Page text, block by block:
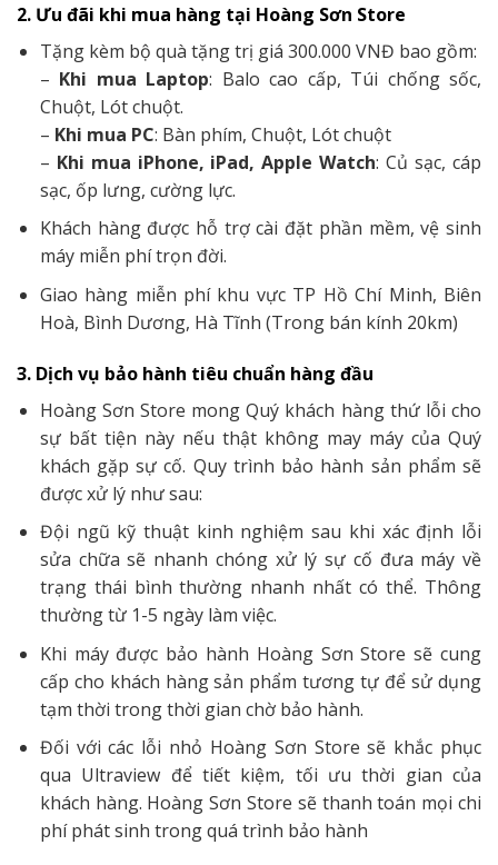
2. Ưu đãi khi mua hàng tại Hoàng Sơn Store
Tặng kèm bộ quà tặng trị giá 300.000 VNĐ bao gồm:
– Khi mua Laptop: Balo cao cấp, Túi chống sốc,
Chuột, Lót chuột.
– Khi mua PC: Bàn phím, Chuột, Lót chuột
– Khi mua iPhone, iPad, Apple Watch: Củ sạc, cáp
sạc, ốp lưng, cường lực.
Khách hàng được hỗ trợ cài đặt phần mềm, vệ sinh
máy miễn phí trọn đời.
Giao hàng miễn phí khu vực TP Hồ Chí Minh, Biên
Hoà, Bình Dương, Hà Tĩnh (Trong bán kính 20km)
3. Dịch vụ bảo hành tiêu chuẩn hàng đầu
Hoàng Sơn Store mong Quý khách hàng thứ lỗi cho
sự bất tiện này nếu thật không may máy của Quý
khách gặp sự cố. Quy trình bảo hành sản phẩm sẽ
được xử lý như sau:
Đội ngũ kỹ thuật kinh nghiệm sau khi xác định lỗi
sửa chữa sẽ nhanh chóng xử lý sự cố đưa máy về
trạng thái bình thường nhanh nhất có thể. Thông
thường từ 1-5 ngày làm việc.
Khi máy được bảo hành Hoàng Sơn Store sẽ cung
cấp cho khách hàng sản phẩm tương tự để sử dụng
tạm thời trong thời gian chờ bảo hành.
Đối với các lỗi nhỏ Hoàng Sơn Store sẽ khắc phục
qua Ultraview để tiết kiệm, tối ưu thời gian của
khách hàng. Hoàng Sơn Store sẽ thanh toán mọi chi
phí phát sinh trong quá trình bảo hành